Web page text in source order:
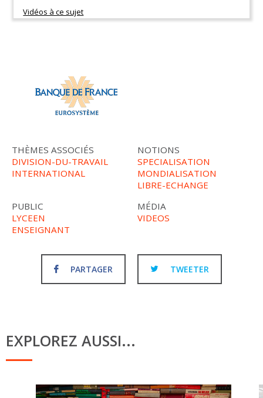
THÈMES ASSOCIÉS
DIVISION-DU-TRAVAIL
INTERNATIONAL
NOTIONS
SPECIALISATION
MONDIALISATION
LIBRE-ECHANGE
PUBLIC
LYCEEN
ENSEIGNANT
MÉDIA
VIDEOS
PARTAGER TWEETER
EXPLOREZ AUSSI...